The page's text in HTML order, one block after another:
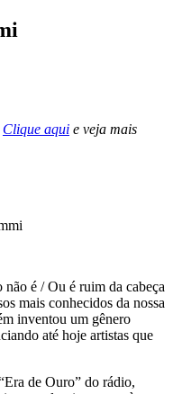
Clique aqui e veja mais
é / Ou é ruim da cabeça
mais conhecidos da nossa
inventou um gênero
até hoje artistas que
de Ouro” do rádio,